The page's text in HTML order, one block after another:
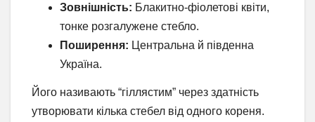
Зовнішність: Блакитно-фіолетові квіти,
тонке розгалужене стебло.
Поширення: Центральна й південна
Україна.
Його називають “гіллястим” через здатність
утворювати кілька стебел від одного кореня.